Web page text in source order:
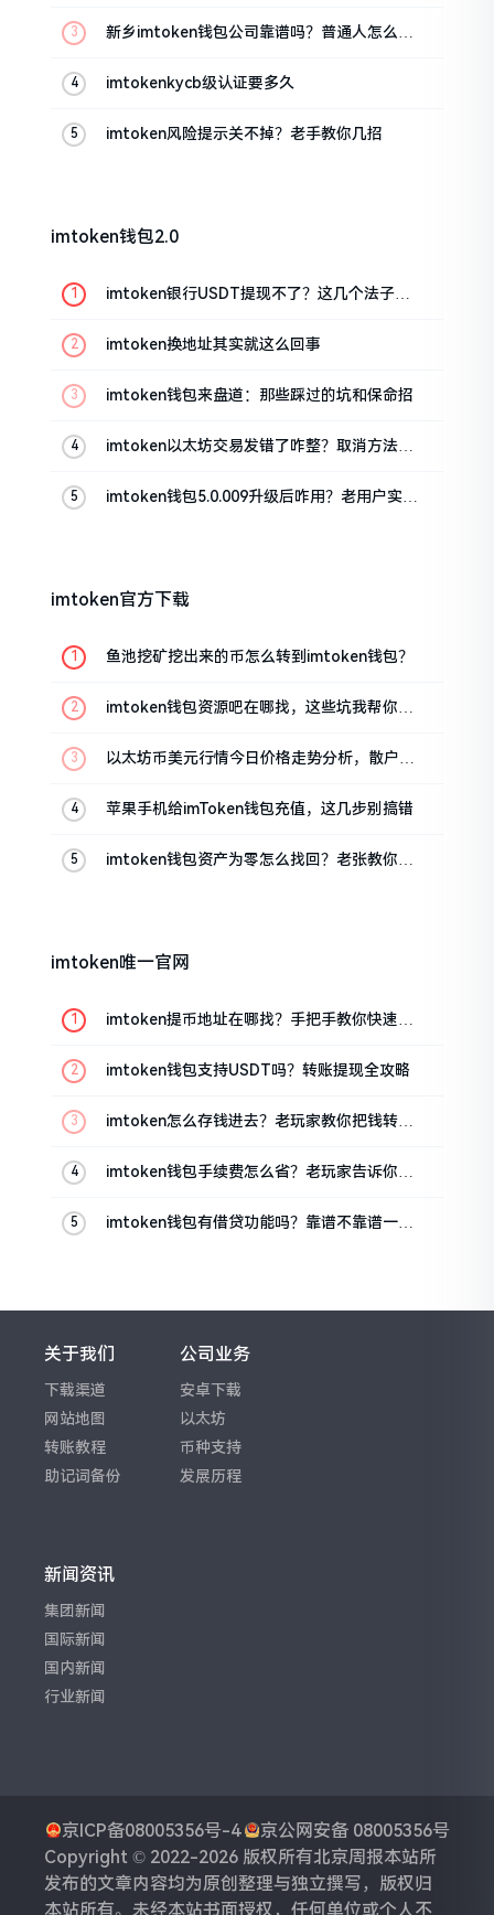
新乡imtoken钱包公司靠谱吗？普通人怎么避
imtokenkycb级认证要多久
imtoken风险提示关不掉？老手教你几招
imtoken钱包2.0
imtoken银行USDT提现不了？这几个法子能
imtoken换地址其实就这么回事
imtoken钱包来盘道：那些踩过的坑和保命招
imtoken以太坊交易发错了咋整？取消方法告
imtoken钱包5.0.009升级后咋用？老用户实测
imtoken官方下载
鱼池挖矿挖出来的币怎么转到imtoken钱包？
imtoken钱包资源吧在哪找，这些坑我帮你趟
以太坊币美元行情今日价格走势分析，散户如
苹果手机给imToken钱包充值，这几步别搞错
imtoken钱包资产为零怎么找回？老张教你几
imtoken唯一官网
imtoken提币地址在哪找？手把手教你快速查
imtoken钱包支持USDT吗？转账提现全攻略
imtoken怎么存钱进去？老玩家教你把钱转进
imtoken钱包手续费怎么省？老玩家告诉你几
imtoken钱包有借贷功能吗？靠谱不靠谱一文
关于我们
下载渠道
网站地图
转账教程
助记词备份
公司业务
安卓下载
以太坊
币种支持
发展历程
新闻资讯
集团新闻
国际新闻
国内新闻
行业新闻
京ICP备08005356号-4
京公网安备 08005356号
Copyright © 2022-2026 版权所有北京周报本站所
发布的文章内容均为原创整理与独立撰写，版权归
本站所有。未经本站书面授权，任何单位或个人不